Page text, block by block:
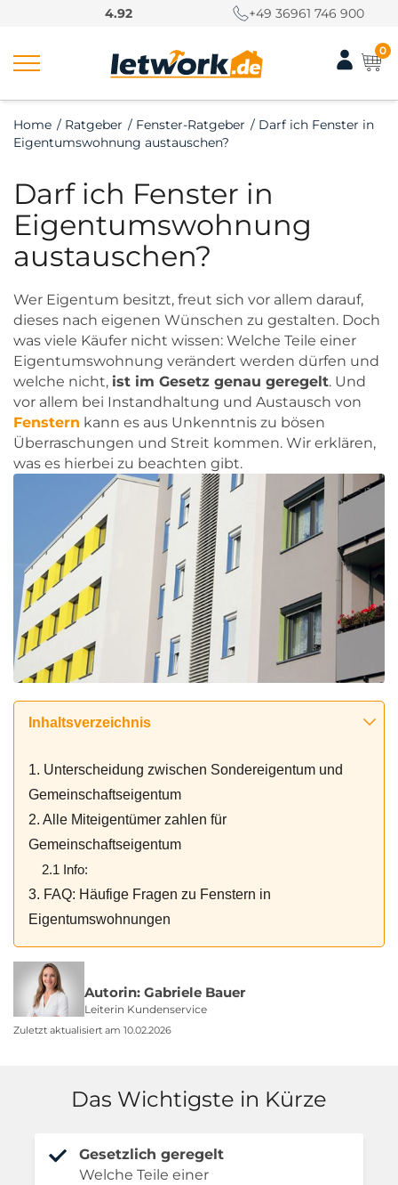
4.92 +49 36961 746 900
0
Home / Ratgeber / Fenster-Ratgeber / Darf ich Fenster in
Eigentumswohnung austauschen?
Darf ich Fenster in
Eigentumswohnung
austauschen?
Wer Eigentum besitzt, freut sich vor allem darauf,
dieses nach eigenen Wünschen zu gestalten. Doch
was viele Käufer nicht wissen: Welche Teile einer
Eigentumswohnung verändert werden dürfen und
welche nicht, ist im Gesetz genau geregelt. Und
vor allem bei Instandhaltung und Austausch von
Fenstern kann es aus Unkenntnis zu bösen
Überraschungen und Streit kommen. Wir erklären,
was es hierbei zu beachten gibt.
Inhaltsverzeichnis
1. Unterscheidung zwischen Sondereigentum und
Gemeinschaftseigentum
2. Alle Miteigentümer zahlen für
Gemeinschaftseigentum
2.1 Info:
3. FAQ: Häufige Fragen zu Fenstern in
Eigentumswohnungen
Autorin: Gabriele Bauer
Leiterin Kundenservice
Zuletzt aktualisiert am 10.02.2026
Das Wichtigste in Kürze
Gesetzlich geregelt
Welche Teile einer